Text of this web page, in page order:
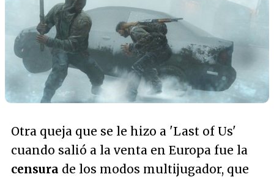
Otra queja que se le hizo a 'Last of Us'
cuando salió a la venta en Europa fue la
censura de los modos multijugador, que